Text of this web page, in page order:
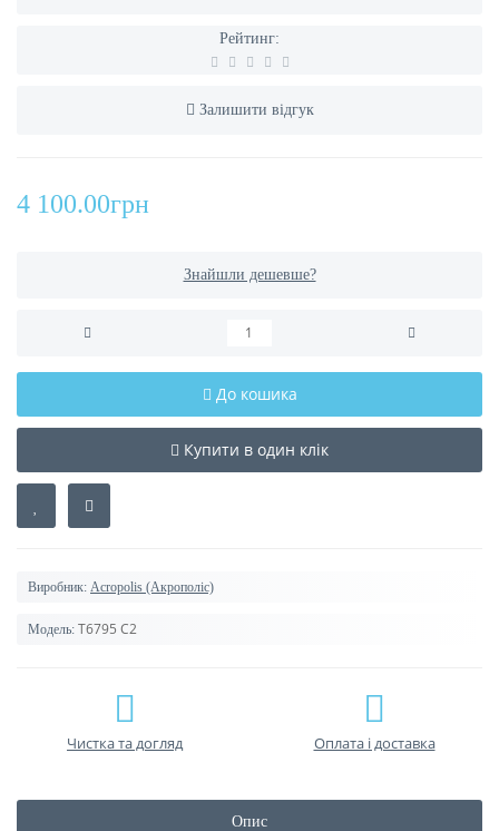
Рейтинг:
Залишити відгук
4 100.00грн
Знайшли дешевше?
До кошика
Купити в один клік
Виробник: Acropolis (Акрополіс)
Модель: T6795 C2
Чистка та догляд Оплата і доставка
Опис